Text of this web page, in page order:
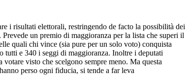
i risultati elettorali, restringendo de facto la possibilità dei
un premio di maggioranza per la lista che superi il
quali chi vince (sia pure per un solo voto) conquista
tutti e 340 i seggi di maggioranza. Inoltre i deputati
visto che scelgono sempre meno. Ma questa
perso ogni fiducia, si tende a far leva